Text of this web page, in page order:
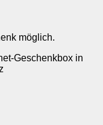
möglich.
Geschenkbox in